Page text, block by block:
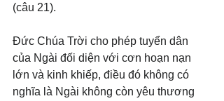
(câu 21).
Đức Chúa Trời cho phép tuyển dân
của Ngài đối diện với cơn hoạn nạn
lớn và kinh khiếp, điều đó không có
nghĩa là Ngài không còn yêu thương